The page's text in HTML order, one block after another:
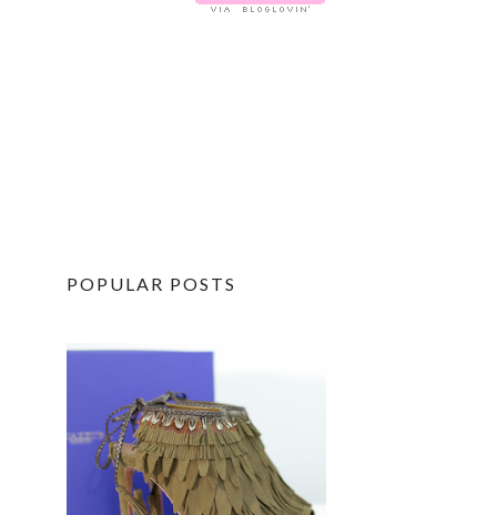
POPULAR POSTS